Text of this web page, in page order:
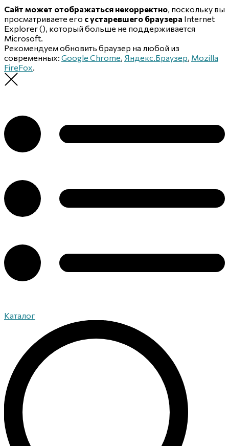
Сайт может отображаться некорректно, поскольку вы
просматриваете его с устаревшего браузера Internet
Explorer (), который больше не поддерживается
Microsoft.
Рекомендуем обновить браузер на любой из
современных: Google Chrome, Яндекс.Браузер, Mozilla
FireFox.
Каталог